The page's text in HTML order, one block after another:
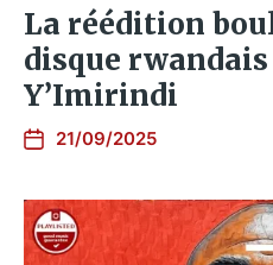
La réédition
disque
Y’Imirindi
21/09/2025